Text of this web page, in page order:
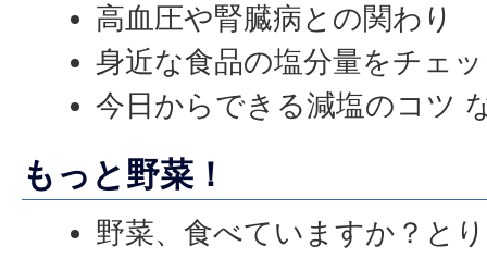
高血圧や腎臓病との関わり
身近な食品の塩分量をチェ
今日からできる減塩のコツ
もっと野菜！
野菜、食べていますか？と